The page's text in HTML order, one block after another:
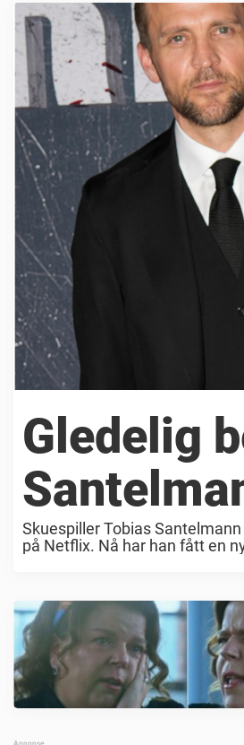
Gledelig
Skuespiller Tobias
på Netflix. Nå har han fått en